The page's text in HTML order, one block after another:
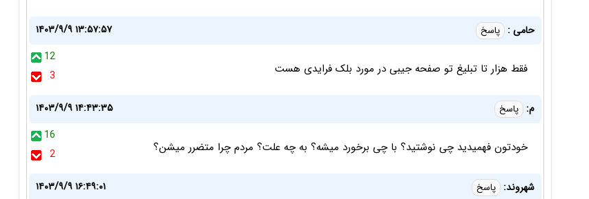
حامی : پاسخ
۱۴۰۳/۹/۹ ۱۳:۵۷:۵۷
12
3
فقط هزار تا تبلیغ تو صفحه جیبی در مورد بلک فرایدی هست
م: پاسخ
۱۴۰۳/۹/۹ ۱۴:۴۳:۳۵
16
2
خودتون فهمیدید چی نوشتید؟ با چی برخورد میشه؟ به چه علت؟ مردم چرا متضرر میشن؟
شهروند: پاسخ
۱۴۰۳/۹/۹ ۱۶:۴۹:۰۱